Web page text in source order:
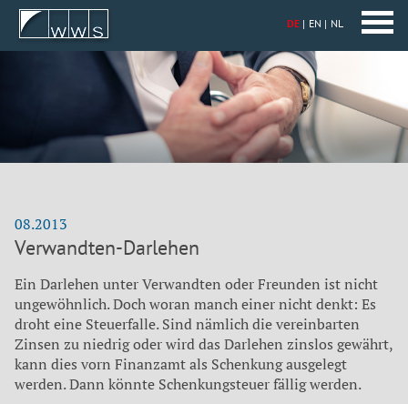
DE EN NL
08.2013
Verwandten-Darlehen
Ein Darlehen unter Verwandten oder Freunden ist nicht
ungewöhnlich. Doch woran manch einer nicht denkt: Es
droht eine Steuerfalle. Sind nämlich die vereinbarten
Zinsen zu niedrig oder wird das Darlehen zinslos gewährt,
kann dies vorn Finanzamt als Schenkung ausgelegt
werden. Dann könnte Schenkungsteuer fällig werden.